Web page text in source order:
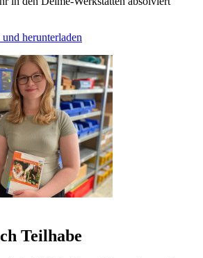
herunterladen
Teilhabe